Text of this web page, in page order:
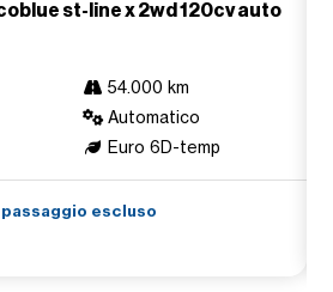
st-line x 2wd 120cv auto
54.000 km
Automatico
Euro 6D-temp
escluso